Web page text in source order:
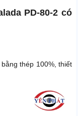
PD-80-2 có
thép 100%, thiết